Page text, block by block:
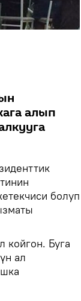
алып
болуп
койгон. Буга
ал